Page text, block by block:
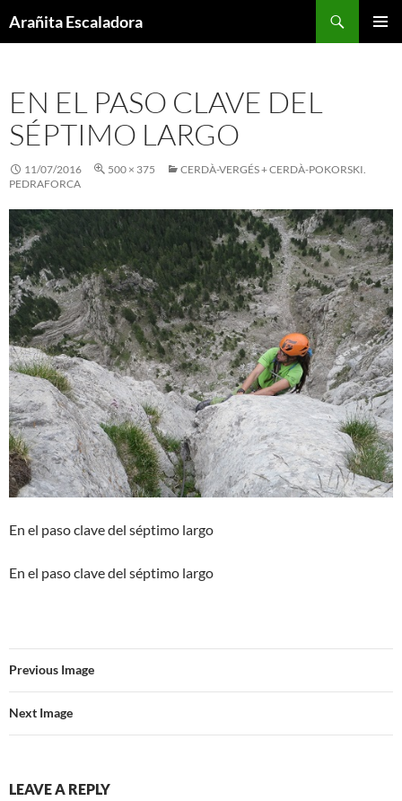
toArañita Escaladora
EN EL PASO CLAVE DEL
SÉPTIMO LARGO
11/07/2016 500 × 375
CERDÀ-VERGÉS + CERDÀ-POKORSKI.
PEDRAFORCA
En el paso clave del séptimo largo
En el paso clave del séptimo largo
Previous Image
Next Image
LEAVE A REPLY